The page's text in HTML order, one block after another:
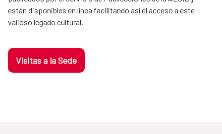
están disponibles en línea facilitando así el acceso a este
valioso legado cultural.
Visitas a la Sede